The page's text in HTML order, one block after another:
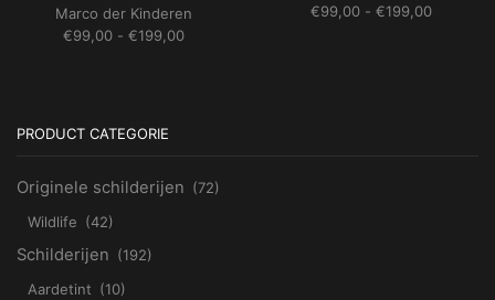
Marco der Kinderen
€99,00 - €199,00Prijsklasse:
€99,00 - €199,00
PRODUCT CATEGORIE
Originele schilderijen (72)
Wildlife (42)
Schilderijen (192)
Aardetint (10)